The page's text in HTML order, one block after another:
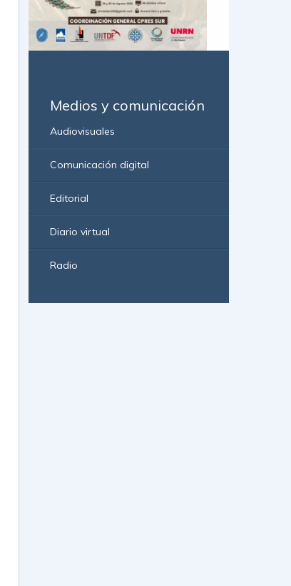
Medios y comunicación
Audiovisuales
Comunicación digital
Editorial
Diario virtual
Radio